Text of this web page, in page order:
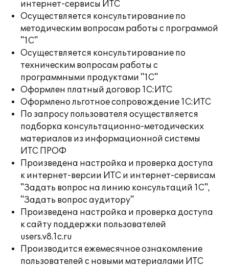
интернет-сервисы ИТС
Осуществляется консультирование по
методическим вопросам работы с программой
"1С"
Осуществляется консультирование по
техническим вопросам работы с
программными продуктами "1С"
Оформлен платный договор 1С:ИТС
Оформлено льготное сопровождение 1С:ИТС
По запросу пользователя осуществляется
подборка консультационно-методических
материалов из информационной системы
ИТС ПРОФ
Произведена настройка и проверка доступа
к интернет-версии ИТС и интернет-сервисам
"Задать вопрос на линию консультаций 1С",
"Задать вопрос аудитору"
Произведена настройка и проверка доступа
к сайту поддержки пользователей
users.v8.1c.ru
Производится ежемесячное ознакомление
пользователей с новыми материалами ИТС